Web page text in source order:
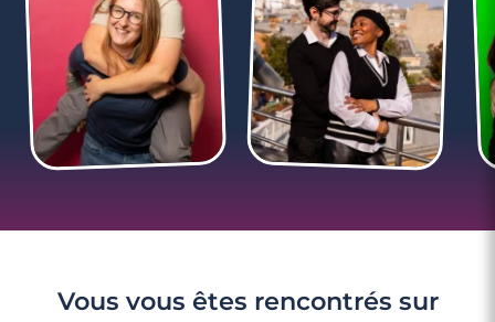
minutes
à Le
Beausset
minutes
célibataires
à
minutes
des
rencontres
Vous vous êtes rencontrés sur